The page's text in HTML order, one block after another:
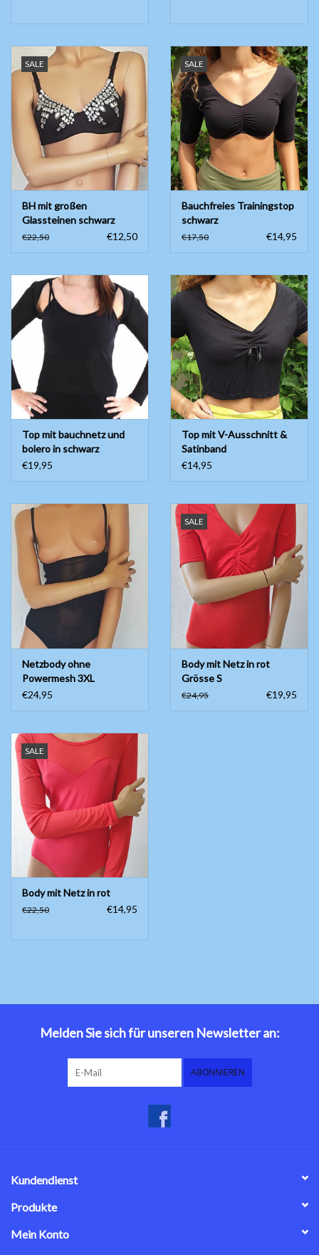
SALE
BH mit großen
Glassteinen schwarz
€22,50 €12,50
SALE
Bauchfreies Trainingstop
schwarz
€17,50 €14,95
Top mit bauchnetz und
bolero in schwarz
€19,95
Top mit V-Ausschnitt &
Satinband
€14,95
Netzbody ohne
Powermesh 3XL
€24,95
SALE
Body mit Netz in rot
Grösse S
€24,95 €19,95
SALE
Body mit Netz in rot
€22,50 €14,95
Melden Sie sich für unseren Newsletter an:
ABONNIEREN
Kundendienst
Produkte
Mein Konto